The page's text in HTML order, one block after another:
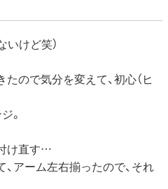
いけど笑）
ので気分を変えて、初心（ヒ
。
け直す…
アーム左右揃ったので、それ